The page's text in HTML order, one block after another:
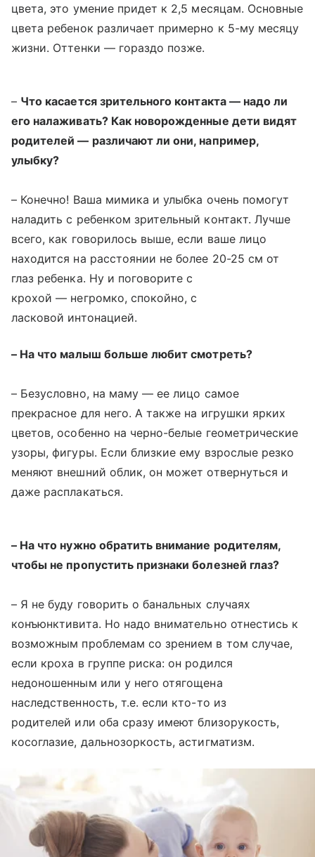
цвета, это умение придет к 2,5 месяцам. Основные
цвета ребенок различает примерно к 5-му месяцу
жизни. Оттенки — гораздо позже.
– Что касается зрительного контакта — надо ли
его налаживать? Как новорожденные дети видят
родителей — различают ли они, например,
улыбку?
– Конечно! Ваша мимика и улыбка очень помогут
наладить с ребенком зрительный контакт. Лучше
всего, как говорилось выше, если ваше лицо
находится на расстоянии не более 20-25 см от
глаз ребенка. Ну и поговорите с
крохой — негромко, спокойно, с
ласковой интонацией.
– На что малыш больше любит смотреть?
– Безусловно, на маму — ее лицо самое
прекрасное для него. А также на игрушки ярких
цветов, особенно на черно-белые геометрические
узоры, фигуры. Если близкие ему взрослые резко
меняют внешний облик, он может отвернуться и
даже расплакаться.
– На что нужно обратить внимание родителям,
чтобы не пропустить признаки болезней глаз?
– Я не буду говорить о банальных случаях
конъюнктивита. Но надо внимательно отнестись к
возможным проблемам со зрением в том случае,
если кроха в группе риска: он родился
недоношенным или у него отягощена
наследственность, т.е. если кто-то из
родителей или оба сразу имеют близорукость,
косоглазие, дальнозоркость, астигматизм.